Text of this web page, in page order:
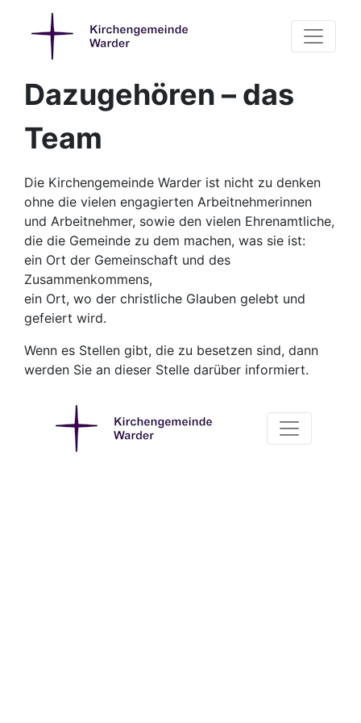
Dazugehören – das
Team
Die Kirchengemeinde Warder ist nicht zu denken
ohne die vielen engagierten Arbeitnehmerinnen
und Arbeitnehmer, sowie den vielen Ehrenamtliche,
die die Gemeinde zu dem machen, was sie ist:
ein Ort der Gemeinschaft und des
Zusammenkommens,
ein Ort, wo der christliche Glauben gelebt und
gefeiert wird.
Wenn es Stellen gibt, die zu besetzen sind, dann
werden Sie an dieser Stelle darüber informiert.